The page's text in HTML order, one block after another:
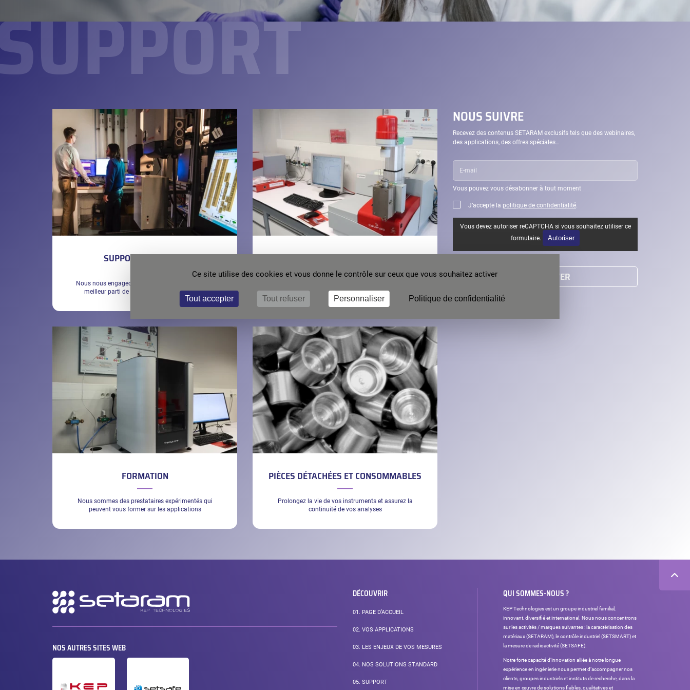
SUPPORT TECHNIQUE
Nous nous engageons à vous permettre de tirer le
meilleur parti de votre instrument SETARAM
MAINTENANCE
contrat de maintenance
FORMATION
Nous sommes des prestataires expérimentés qui
peuvent vous former sur les applications
PIÈCES DÉTACHÉES ET CONSOMMABLES
Prolongez la vie de vos instruments et assurez la
continuité de vos analyses
NOUS SUIVRE
Recevez des contenus SETARAM exclusifs tels que des webinaires,
des applications, des offres spéciales…
E-
mail
Vous pouvez vous désabonner à tout moment
J’accepte la politique de confidentialité
Vous devez autoriser reCAPTCHA si vous souhaitez utiliser ce
formulaire.
Autoriser
ENVOYER
Navigation
secondaire
DÉCOUVRIR
01. PAGE D’ACCUEIL
02. VOS APPLICATIONS
03. LES ENJEUX DE VOS MESURES
04. NOS SOLUTIONS STANDARD
05. PAGE
SUPPORT
NOS AUTRES SITES WEB
QUI SOMMES-NOUS ?
KEP Technologies est un groupe industriel familial,
innovant, diversifié et international. Nous nous concentrons
sur les activités / marques suivantes : la caractérisation des
matériaux (SETARAM), le contrôle industriel (SETSMART) et
la mesure de radioactivité (SETSAFE).
Notre forte capacité d’innovation alliée à notre longue
expérience en ingénierie nous permet d’accompagner nos
clients, groupes industriels et instituts de recherche, dans la
mise en œuvre de solutions fiables, qualitatives et
Ce site utilise des cookies et vous donne le contrôle sur ceux que vous souhaitez activer
Tout accepter Tout refuser Personnaliser Politique de confidentialité